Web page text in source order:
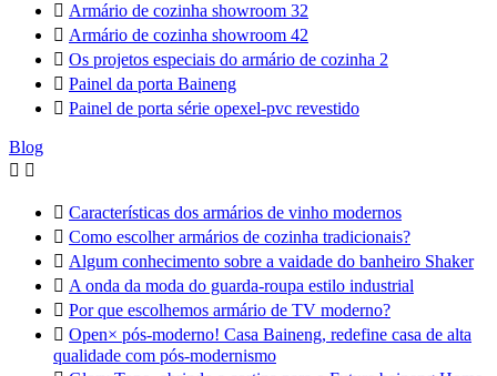
 Armário de cozinha showroom 32
 Armário de cozinha showroom 42
 Os projetos especiais do armário de cozinha 2
 Painel da porta Baineng
 Painel de porta série opexel-pvc revestido
Blog
 
 Características dos armários de vinho modernos
 Como escolher armários de cozinha tradicionais?
 Algum conhecimento sobre a vaidade do banheiro Shaker
 A onda da moda do guarda-roupa estilo industrial
 Por que escolhemos armário de TV moderno?
 Open× pós-moderno! Casa Baineng, redefine casa de alta
qualidade com pós-modernismo